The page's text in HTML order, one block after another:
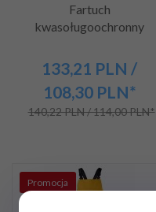
Fartuch
kwasoługoochronny
133,21 PLN /
108,30 PLN*
140,22 PLN / 114,00 PLN*
Promocja